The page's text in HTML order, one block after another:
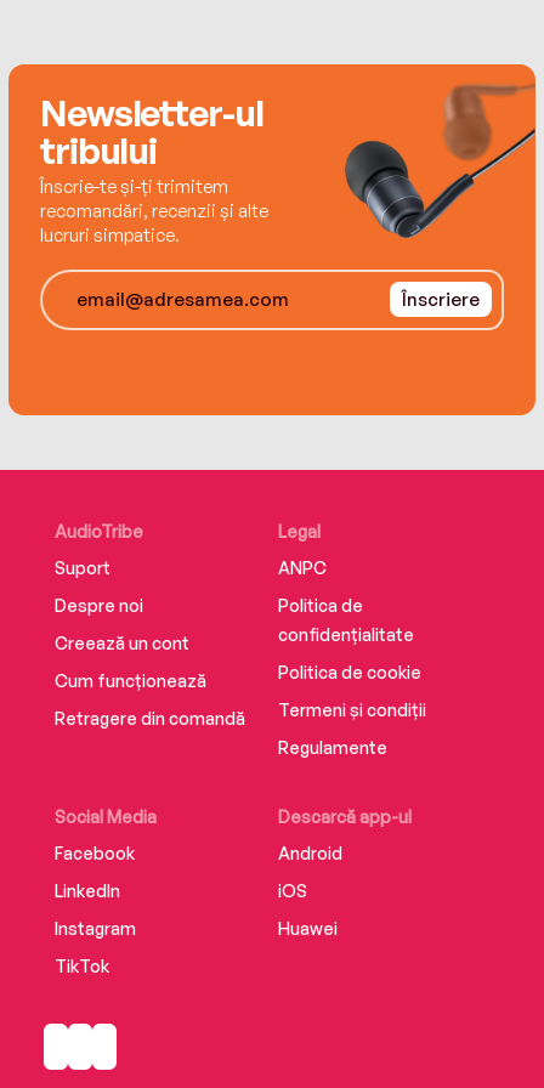
Newsletter-ul
tribului
Înscrie-te și-ți trimitem
recomandări, recenzii și alte
lucruri simpatice.
Înscriere
AudioTribe
Suport
Despre noi
Creează un cont
Cum funcționează
Retragere din comandă
Social Media
Facebook
LinkedIn
Instagram
TikTok
Descarcă app-ul
Android
iOS
Huawei
Legal
ANPC
Politica de
confidențialitate
Politica de cookie
Termeni și condiții
Regulamente